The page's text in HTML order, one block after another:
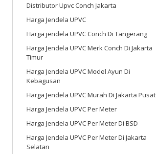
Distributor Upvc Conch Jakarta
Harga Jendela UPVC
Harga jendela UPVC Conch Di Tangerang
Harga Jendela UPVC Merk Conch Di Jakarta
Timur
Harga Jendela UPVC Model Ayun Di
Kebagusan
Harga Jendela UPVC Murah Di Jakarta Pusat
Harga Jendela UPVC Per Meter
Harga Jendela UPVC Per Meter Di BSD
Harga Jendela UPVC Per Meter Di Jakarta
Selatan